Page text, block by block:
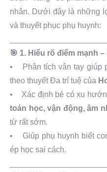
nhân. Dưới đây là những
và thuyết phục phụ huynh:
🎯 1. Hiểu rõ điểm mạnh
• Phân tích vân tay giúp
theo thuyết Đa trí tuệ của
• Xác định bé có xu
toán học, vận động, âm
từ rất sớm.
• Giúp phụ huynh biết
ép học sai cách.